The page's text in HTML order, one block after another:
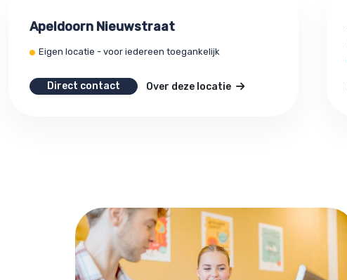
Apeldoorn Nieuwstraat
Eigen locatie - voor iedereen toegankelijk
Direct contact Over deze locatie